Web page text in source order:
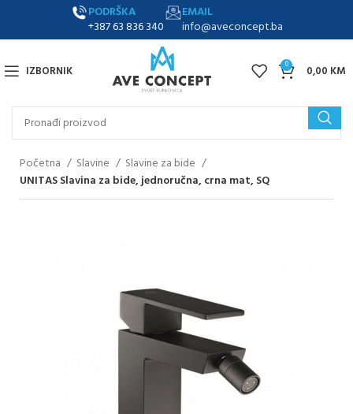
PODRŠKA
+387 63 836 340
EMAIL
info@aveconcept.ba
IZBORNIK 0 0,00 KM
Početna Slavine
Slavine za bide
UNITAS Slavina za bide, jednoručna, crna mat, SQ